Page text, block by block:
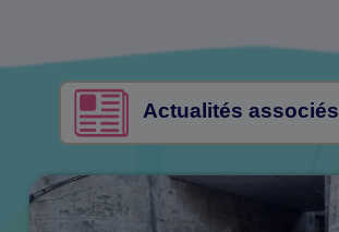
Actualités associés